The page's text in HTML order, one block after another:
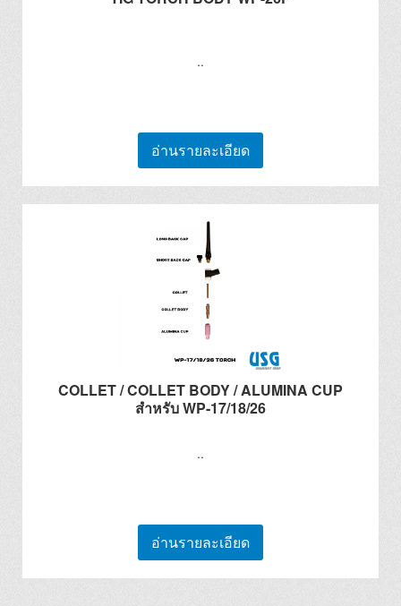
..
อ่านรายละเอียด
COLLET / COLLET BODY / ALUMINA CUP
สำหรับ WP-17/18/26
..
อ่านรายละเอียด